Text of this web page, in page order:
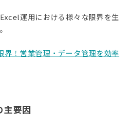
運用における様々な限界を生
界！営業管理・データ管理を効率
主要因